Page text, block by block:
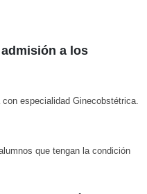
a los
especialidad Ginecobstétrica.
que tengan la condición